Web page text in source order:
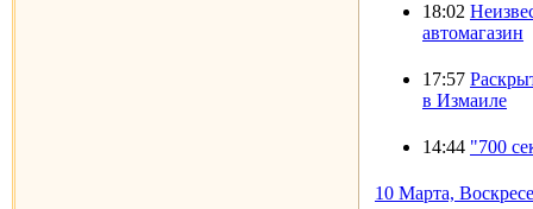
18:02
автомагазин
17:57
в Измаиле
14:44 "700
10 Марта,